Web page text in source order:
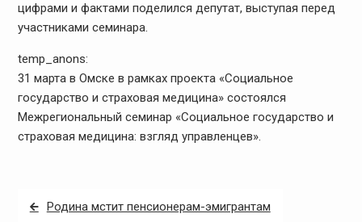
цифрами и фактами поделился депутат, выступая перед
участниками семинара.
temp_anons:
31 марта в Омске в рамках проекта «Социальное
государство и страховая медицина» состоялся
Межрегиональный семинар «Социальное государство и
страховая медицина: взгляд управленцев».
Навигация
Родина мстит пенсионерам-эмигрантам